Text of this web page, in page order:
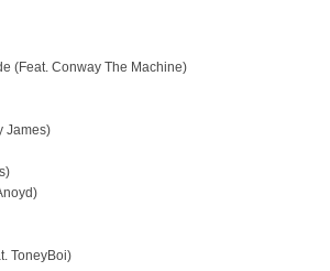
(Feat. Conway The Machine)
James)
ToneyBoi)